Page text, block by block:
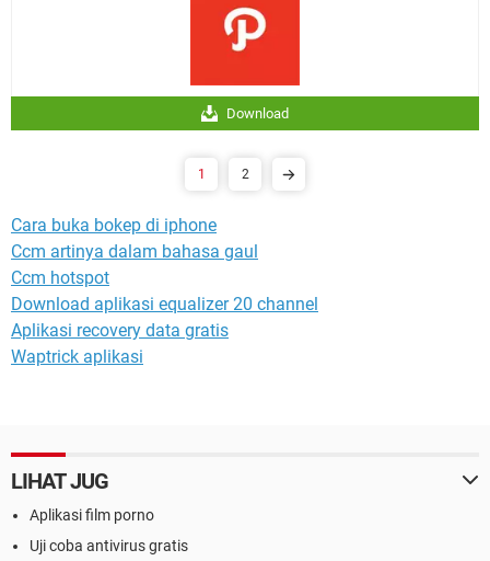
Download
1 2
Cara buka bokep di iphone
Ccm artinya dalam bahasa gaul
Ccm hotspot
Download aplikasi equalizer 20 channel
Aplikasi recovery data gratis
Waptrick aplikasi
LIHAT JUG
Aplikasi film porno
Uji coba antivirus gratis